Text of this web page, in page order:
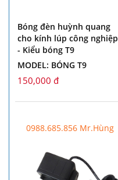
Bóng đèn huỳnh quang
cho kính lúp công nghiệp
- Kiểu bóng T9
MODEL: BÓNG T9
150,000 đ
0988.685.856 Mr.Hùng